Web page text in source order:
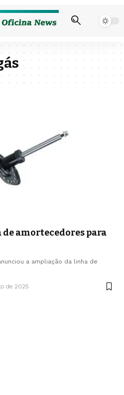
amortecedores para
a ampliação da linha de
de 2025